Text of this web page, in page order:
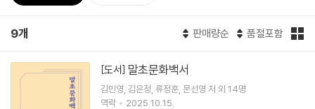
9개 판매량순 품절포함
[도서] 말초문화백서
김민영 김은정 류정훈 문선영 저 외 14명
역락
2025.10.15.